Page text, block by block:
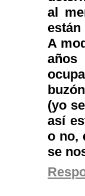
al
están
A
años
(yo
así
o no,
se